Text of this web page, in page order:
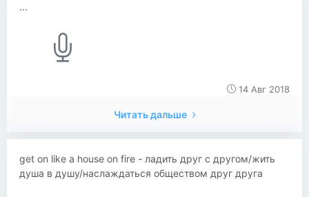
...
14 Авг 2018
Читать дальше
get on like a house on fire - ладить друг с другом/жить
душа в душу/наслаждаться обществом друг друга